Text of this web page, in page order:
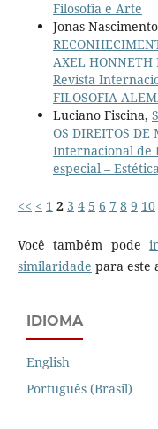
Filosofia e Arte
Jonas
AXEL HONNETH
Revista
FILOSOFIA
Luciano Fiscina,
OS DIREITOS DE
Internacional de
especial –
<< < 1 2 3 4 5 6 7 8 9 10
Você também pode
similaridade para este
IDIOMA
English
Português (Brasil)